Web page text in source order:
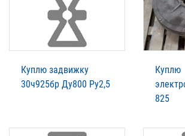
Куплю задвижку
30ч925бр Ду800 Ру2,5
Куплю
825